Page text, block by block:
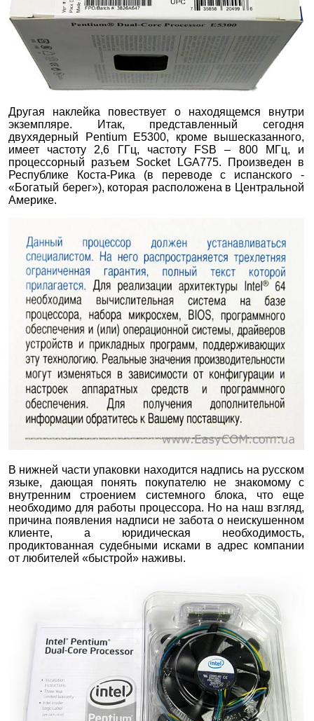
Другая наклейка повествует о находящемся внутри
экземпляре. Итак, представленный сегодня
двухядерный Pentium E5300, кроме вышесказанного,
имеет частоту 2,6 ГГц, частоту FSB – 800 МГц, и
процессорный разъем Socket LGA775. Произведен в
Республике Коста-Рика (в переводе с испанского -
«Богатый берег»), которая расположена в Центральной
Америке.
В нижней части упаковки находится надпись на русском
языке, дающая понять покупателю не знакомому с
внутренним строением системного блока, что еще
необходимо для работы процессора. Но на наш взгляд,
причина появления надписи не забота о неискушенном
клиенте, а юридическая необходимость,
продиктованная судебными исками в адрес компании
от любителей «быстрой» наживы.